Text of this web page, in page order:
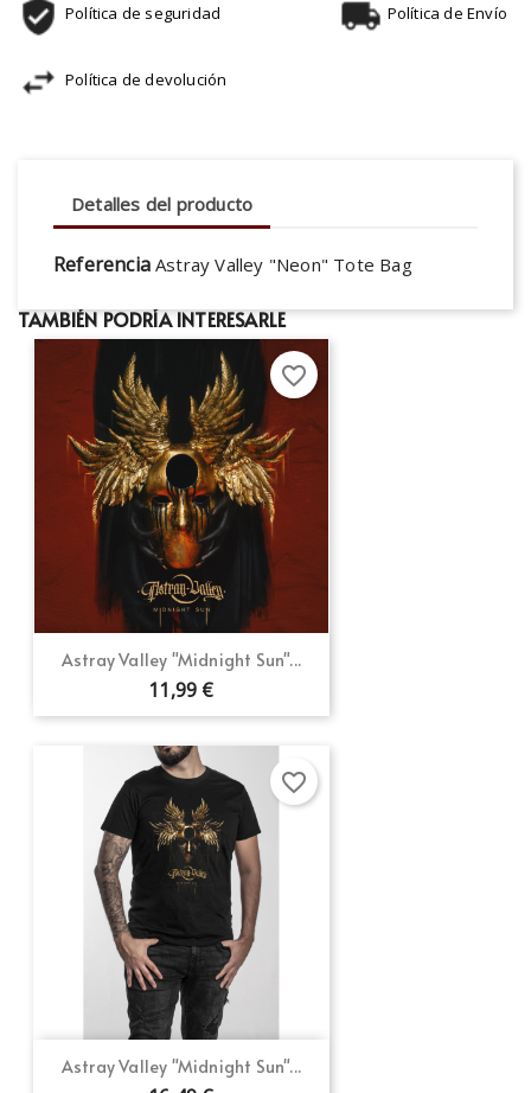
Política de seguridad Política de Envío
Política de devolución
Detalles del producto
Referencia Astray Valley "Neon" Tote Bag
TAMBIÉN PODRÍA INTERESARLE
Astray Valley "Midnight Sun"...
11,99 €
favorite_border
Astray Valley "Midnight Sun"...
favorite_border